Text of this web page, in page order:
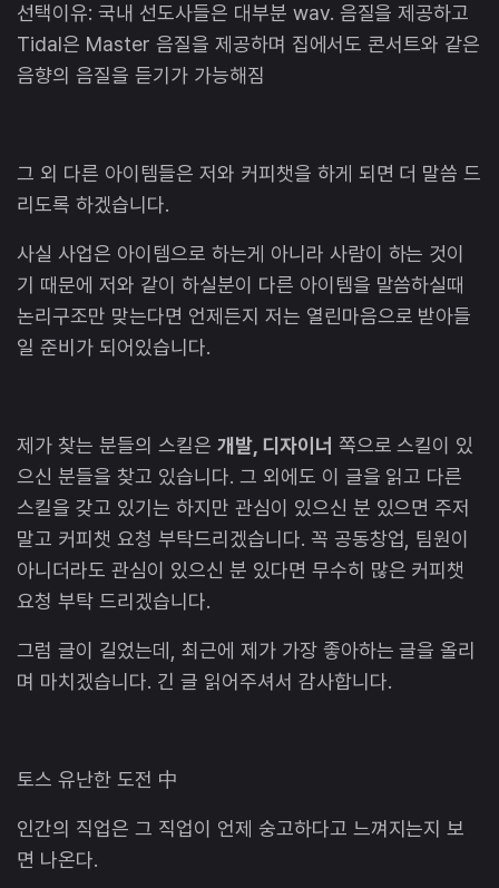
선택이유: 국내 선도사들은 대부분 wav. 음질을 제공하고
Tidal은 Master 음질을 제공하며 집에서도 콘서트와 같은
음향의 음질을 듣기가 가능해짐
그 외 다른 아이템들은 저와 커피챗을 하게 되면 더 말씀 드
리도록 하겠습니다.
사실 사업은 아이템으로 하는게 아니라 사람이 하는 것이
기 때문에 저와 같이 하실분이 다른 아이템을 말씀하실때
논리구조만 맞는다면 언제든지 저는 열린마음으로 받아들
일 준비가 되어있습니다.
제가 찾는 분들의 스킬은 개발, 디자이너 쪽으로 스킬이 있
으신 분들을 찾고 있습니다. 그 외에도 이 글을 읽고 다른
스킬을 갖고 있기는 하지만 관심이 있으신 분 있으면 주저
말고 커피챗 요청 부탁드리겠습니다. 꼭 공동창업, 팀원이
아니더라도 관심이 있으신 분 있다면 무수히 많은 커피챗
요청 부탁 드리겠습니다.
그럼 글이 길었는데, 최근에 제가 가장 좋아하는 글을 올리
며 마치겠습니다. 긴 글 읽어주셔서 감사합니다.
토스 유난한 도전 中
인간의 직업은 그 직업이 언제 숭고하다고 느껴지는지 보
면 나온다.